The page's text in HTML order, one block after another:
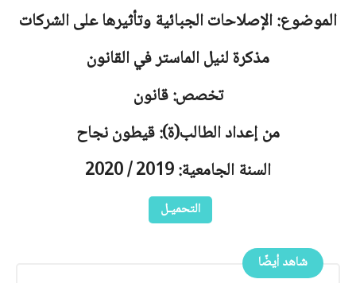
الموضوع: الإصلاحات الجبائية وتأثيرها على الشركات
مذكرة لنيل الماستر في القانون
تخصص: قانون
من إعداد الطالب(ة): قيطون نجاح
السنة الجامعية: 2019 / 2020
التحميـل
شاهد أيضًا